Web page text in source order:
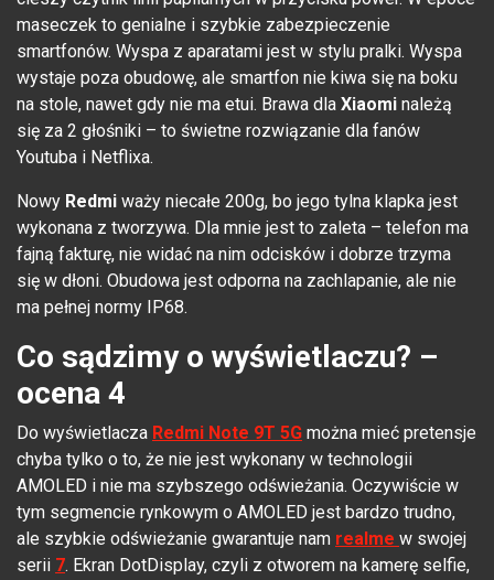
maseczek to genialne i szybkie zabezpieczenie
smartfonów. Wyspa z aparatami jest w stylu pralki. Wyspa
wystaje poza obudowę, ale smartfon nie kiwa się na boku
na stole, nawet gdy nie ma etui. Brawa dla Xiaomi należą
się za 2 głośniki – to świetne rozwiązanie dla fanów
Youtuba i Netflixa.
Nowy Redmi waży niecałe 200g, bo jego tylna klapka jest
wykonana z tworzywa. Dla mnie jest to zaleta – telefon ma
fajną fakturę, nie widać na nim odcisków i dobrze trzyma
się w dłoni. Obudowa jest odporna na zachlapanie, ale nie
ma pełnej normy IP68.
Co sądzimy o wyświetlaczu? –
ocena 4
Do wyświetlacza Redmi Note 9T 5G można mieć pretensje
chyba tylko o to, że nie jest wykonany w technologii
AMOLED i nie ma szybszego odświeżania. Oczywiście w
tym segmencie rynkowym o AMOLED jest bardzo trudno,
ale szybkie odświeżanie gwarantuje nam realme w swojej
serii 7. Ekran DotDisplay, czyli z otworem na kamerę selfie,